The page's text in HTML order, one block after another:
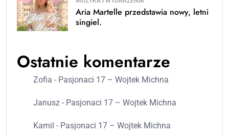
Aria Martelle przedstawia nowy, letni
singiel.
Ostatnie komentarze
Zofia - Pasjonaci 17 – Wojtek Michna
Janusz - Pasjonaci 17 – Wojtek Michna
Kamil - Pasjonaci 17 – Wojtek Michna